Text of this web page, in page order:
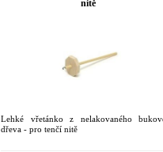
nitě
Lehké vřetánko z nelakovaného
dřeva - pro tenčí nitě